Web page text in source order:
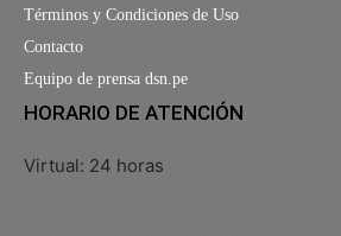
Términos y Condiciones de Uso
Contacto
Equipo de prensa dsn.pe
HORARIO DE ATENCIÓN
Virtual: 24 horas